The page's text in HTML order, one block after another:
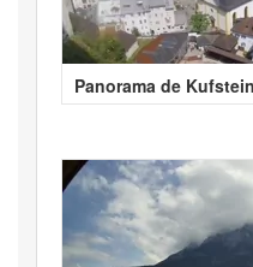
Panorama de Kufstein